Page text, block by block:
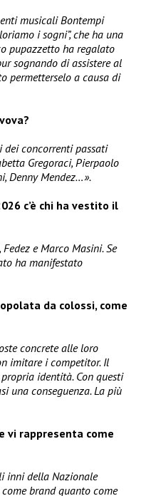
musicali Bontempi
i sogni”, che ha una
pupazzetto ha regalato
sognando di assistere al
permetterselo a causa di
dei concorrenti passati
Gregoraci, Pierpaolo
Denny Mendez…».
c’è chi ha vestito il
e Marco Masini. Se
ha manifestato
da colossi, come
concrete alle loro
imitare i competitor. Il
identità. Con questi
una conseguenza. La più
vi rappresenta come
inni della Nazionale
come brand quanto come